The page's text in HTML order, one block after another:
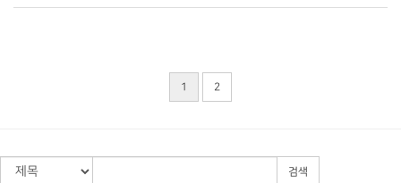
1 2
검색